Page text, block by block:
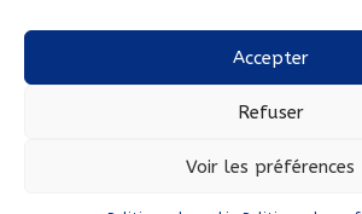
Accepter
Refuser
Voir les préférences